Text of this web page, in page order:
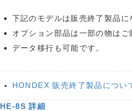
下記のモデルは販売終了製品に
オプション部品は一部の物はご
データ移行も可能です。
HONDEX 販売終了製品につい
HE-8S 詳細